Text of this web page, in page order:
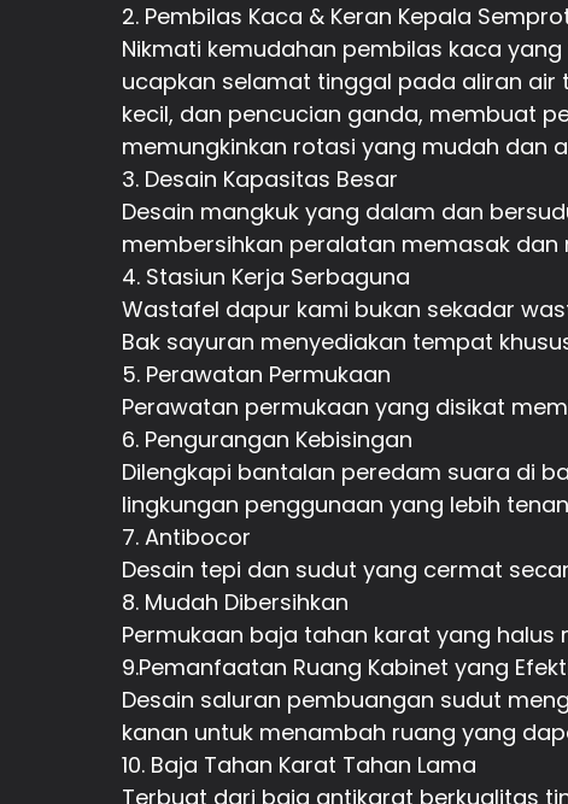
2. Pembilas Kaca & Keran Kepala
Nikmati kemudahan pembilas kaca
ucapkan selamat tinggal pada aliran air
kecil, dan pencucian ganda, membuat
memungkinkan rotasi yang mudah dan
3. Desain Kapasitas Besar
Desain mangkuk yang dalam dan
membersihkan peralatan memasak dan
4. Stasiun Kerja Serbaguna
Wastafel dapur kami bukan sekadar
Bak sayuran menyediakan tempat
5. Perawatan Permukaan
Perawatan permukaan yang disikat
6. Pengurangan Kebisingan
Dilengkapi bantalan peredam suara di
lingkungan penggunaan yang lebih
7. Antibocor
Desain tepi dan sudut yang cermat
8. Mudah Dibersihkan
Permukaan baja tahan karat yang
9.Pemanfaatan Ruang Kabinet yang
Desain saluran pembuangan sudut
kanan untuk menambah ruang yang
10. Baja Tahan Karat Tahan Lama
Terbuat dari baja antikarat berkualitas